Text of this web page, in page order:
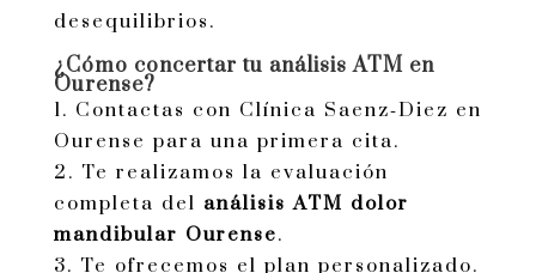
desequilibrios.
¿Cómo concertar tu análisis ATM en
Ourense?
Contactas con Clínica Saenz‑Diez en
Ourense para una primera cita.
Te realizamos la evaluación
completa del análisis ATM dolor
mandibular Ourense.
Te ofrecemos el plan personalizado.